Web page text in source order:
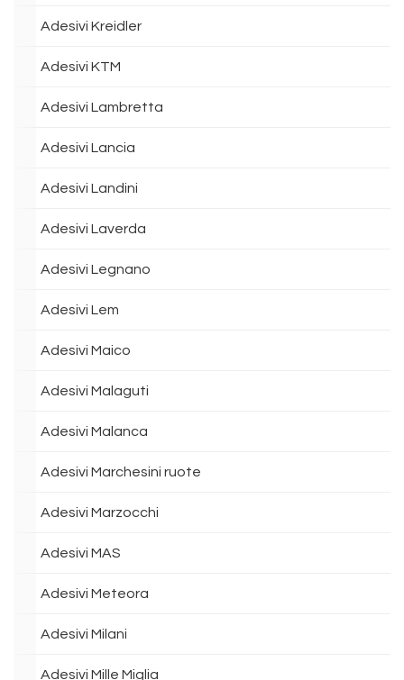
Adesivi Kreidler
Adesivi KTM
Adesivi Lambretta
Adesivi Lancia
Adesivi Landini
Adesivi Laverda
Adesivi Legnano
Adesivi Lem
Adesivi Maico
Adesivi Malaguti
Adesivi Malanca
Adesivi Marchesini ruote
Adesivi Marzocchi
Adesivi MAS
Adesivi Meteora
Adesivi Milani
Adesivi Mille Miglia